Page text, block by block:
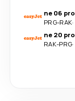
ne 06 pro
PRG-RAK·
ne 20 pro
RAK-PRG·